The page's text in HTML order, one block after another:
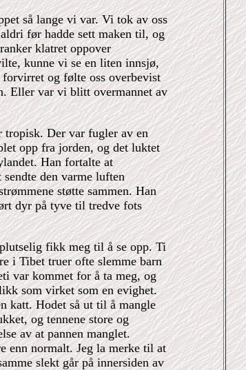
så lange vi var. Vi tok av oss
før hadde sett maken til, og
klatret oppover
kunne vi se en liten innsjø,
og følte oss overbevist
Eller var vi blitt overmannet av
tropisk. Der var fugler av en
opp fra jorden, og det luktet
Han fortalte at
den varme luften
støtte sammen. Han
dyr på tyve til tredve fots
fikk meg til å se opp. Ti
i Tibet truer ofte slemme barn
var kommet for å ta meg, og
som virket som en evighet.
katt. Hodet så ut til å mangle
og tennene store og
av at pannen manglet.
enn normalt. Jeg la merke til at
slekt går på innersiden av